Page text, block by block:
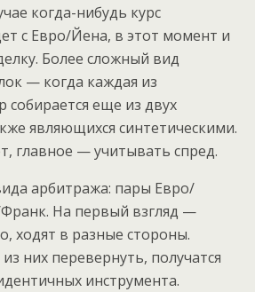
когда-нибудь курс
с Евро/Йена, в этот момент и
Более сложный вид
— когда каждая из
собирается еще из двух
являющихся синтетическими.
главное — учитывать спред.
арбитража: пары Евро/
На первый взгляд —
ходят в разные стороны.
них перевернуть, получатся
инструмента.